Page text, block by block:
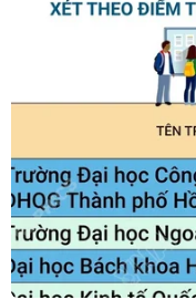
Tết Ất Mùi: Người
tiết kiệm
14/02/2015 22:20
Cách lựa chọn sắm Tết
đình đó là tập trung vào các
hóa cùng nhiều chương trình